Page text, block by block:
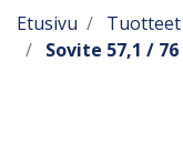
Etusivu Tuotteet
Sovite 57,1 / 76